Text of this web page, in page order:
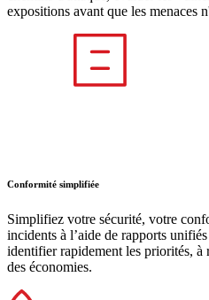
expositions avant que les menaces
Conformité simplifiée
Simplifiez votre sécurité, votre
incidents à l’aide de rapports
identifier rapidement les priorités, à
des économies.